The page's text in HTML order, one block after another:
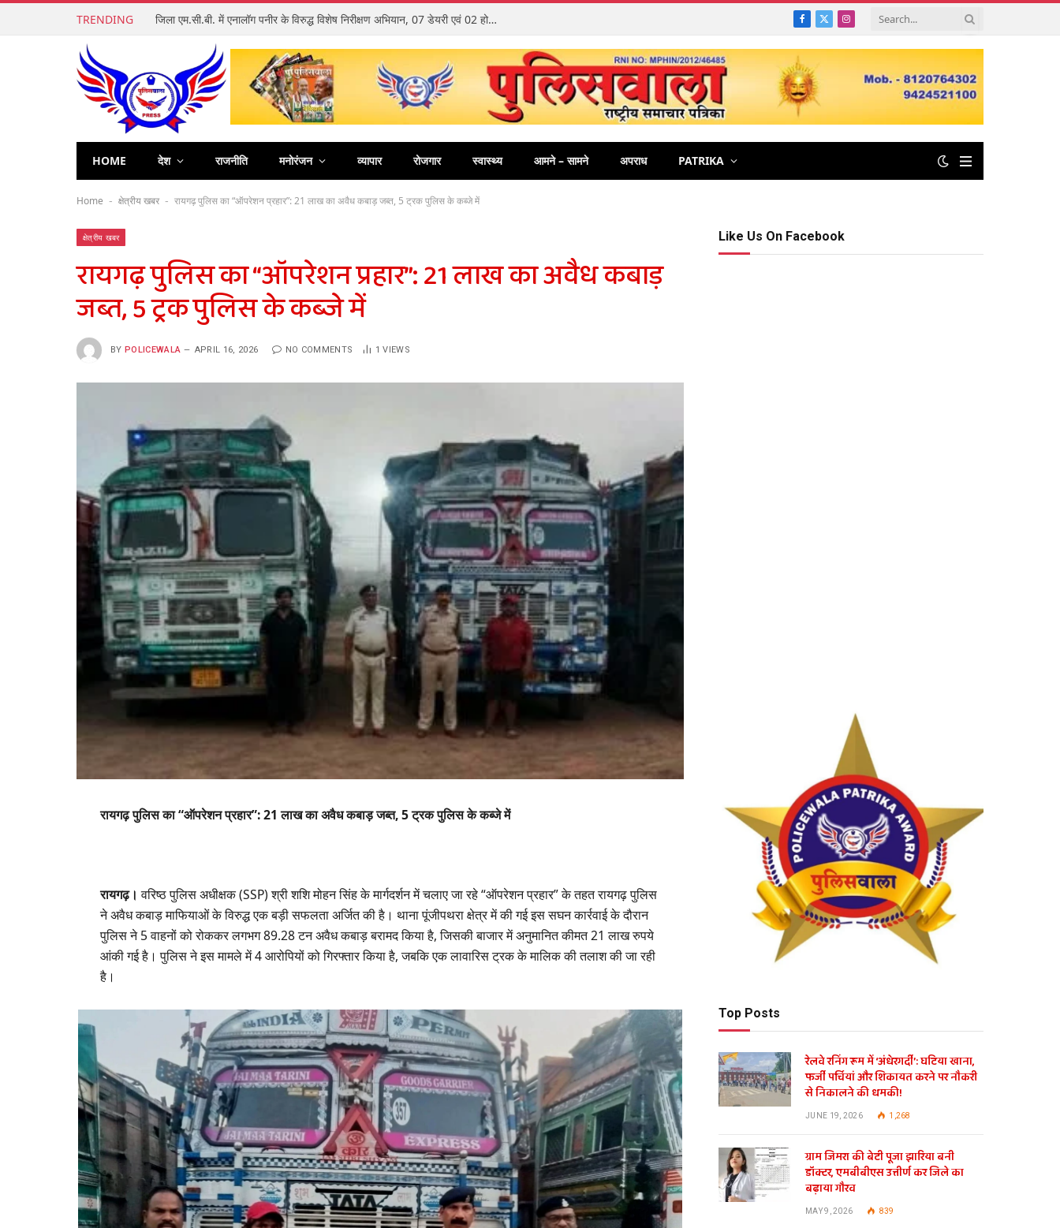
TRENDING जिला एम.सी.बी. में एनालॉग पनीर के विरुद्ध विशेष निरीक्षण अभियान, 07 डेयरी एवं 02 होटलों का किया गया निरीक्षण Facebook
X
Instagram
HOME देश राजनीति मनोरंजन व्यापार रोजगार स्वास्थ्य आमने – सामने अपराध PATRIKA
Home - क्षेत्रीय खबर - रायगढ़ पुलिस का “ऑपरेशन प्रहार”: 21 लाख का अवैध कबाड़ जब्त, 5 ट्रक पुलिस के कब्जे में
क्षेत्रीय खबर
रायगढ़ पुलिस का “ऑपरेशन प्रहार”: 21 लाख का अवैध कबाड़
जब्त, 5 ट्रक पुलिस के कब्जे में
BY POLICEWALA APRIL 16, 2026 NO COMMENTS 1VIEWS
रायगढ़ पुलिस का “ऑपरेशन प्रहार”: 21 लाख का अवैध कबाड़ जब्त, 5 ट्रक पुलिस के कब्जे में
​रायगढ़। वरिष्ठ पुलिस अधीक्षक (SSP) श्री शशि मोहन सिंह के मार्गदर्शन में चलाए जा रहे “ऑपरेशन प्रहार” के तहत रायगढ़ पुलिस
ने अवैध कबाड़ माफियाओं के विरुद्ध एक बड़ी सफलता अर्जित की है। थाना पूंजीपथरा क्षेत्र में की गई इस सघन कार्रवाई के दौरान
पुलिस ने 5 वाहनों को रोककर लगभग 89.28 टन अवैध कबाड़ बरामद किया है, जिसकी बाजार में अनुमानित कीमत 21 लाख रुपये
आंकी गई है। पुलिस ने इस मामले में 4 आरोपियों को गिरफ्तार किया है, जबकि एक लावारिस ट्रक के मालिक की तलाश की जा रही
है।
Like Us On Facebook
Top Posts
रेलवे रनिंग रूम में ‘अंधेरगर्दी’: घटिया खाना,
फर्जी पर्चियां और शिकायत करने पर नौकरी
से निकालने की धमकी!
JUNE 19, 2026 1,268
ग्राम जिमरा की बेटी पूजा झारिया बनी
डॉक्टर, एमबीबीएस उत्तीर्ण कर जिले का
बढ़ाया गौरव
MAY 9, 2026 839